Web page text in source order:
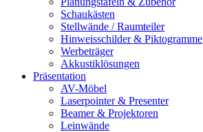
Schaukästen
Stellwände / Raumteiler
Hinweisschilder & Piktogramme
Werbeträger
Akkustiklösungen
Präsentation
AV-Möbel
Laserpointer & Presenter
Beamer & Projektoren
Leinwände